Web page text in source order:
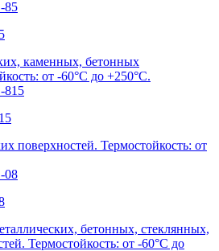
каменных, бетонных
от -60°С до +250°С.
поверхностей. Термостойкость: от
бетонных, стеклянных,
Термостойкость: от -60°С до